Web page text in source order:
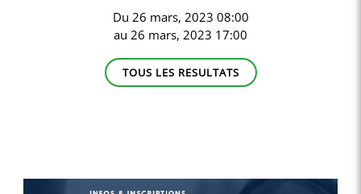
Du 26 mars, 2023 08:00
au 26 mars, 2023 17:00
TOUS LES RESULTATS